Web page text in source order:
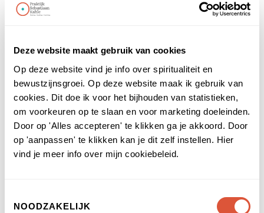
Deze website maakt gebruik van cookies
Op deze website vind je info over spiritualiteit en
bewustzijnsgroei. Op deze website maak ik gebruik van
cookies. Dit doe ik voor het bijhouden van statistieken,
om voorkeuren op te slaan en voor marketing doeleinden.
Door op 'Alles accepteren' te klikken ga je akkoord. Door
op 'aanpassen' te klikken kan je dit zelf instellen. Hier
vind je meer info over mijn cookiebeleid.
NOODZAKELIJK